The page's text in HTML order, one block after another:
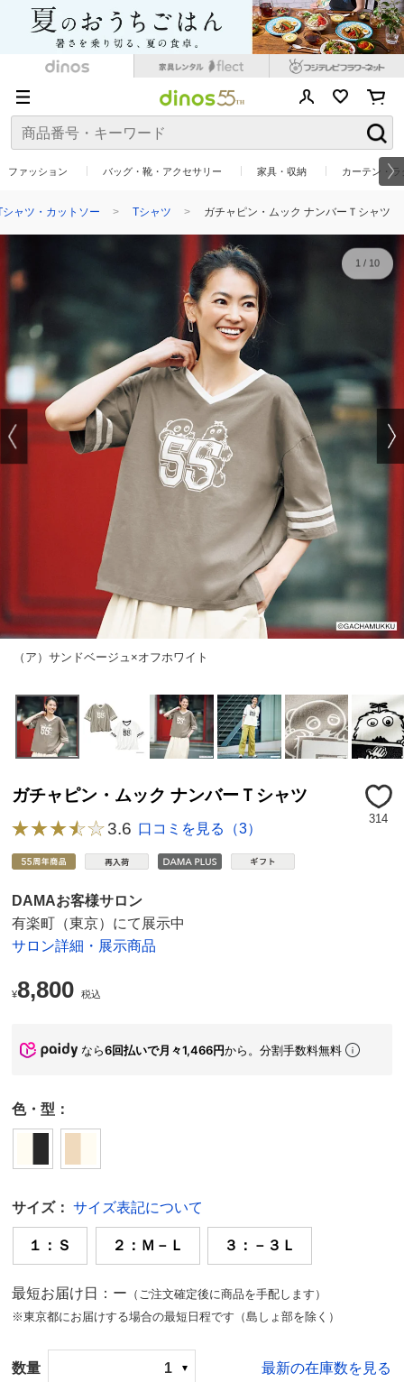
ファッション バッグ・靴・アクセサリー 家具・収納 カーテン・
シャツ・カットソー Tシャツ ガチャピン・ムック ナンバーＴシャツ
（ア）サンドベージュ×オフホワイト
1/ 10
ガチャピン・ムック ナンバーＴシャツ
314
3.6 口コミを見る（3）
DAMAお客様サロン
有楽町（東京）にて展示中
サロン詳細・展示商品
¥8,800 税込
なら6回払いで月々1,466円から。分割手数料無料
色・型：
サイズ： サイズ表記について
１：Ｓ ２：Ｍ－Ｌ ３：－３Ｌ
最短お届け日：ー （ご注文確定後に商品を手配します）
※東京都にお届けする場合の最短日程です（島しょ部を除く）
数量 1 最新の在庫数を見る